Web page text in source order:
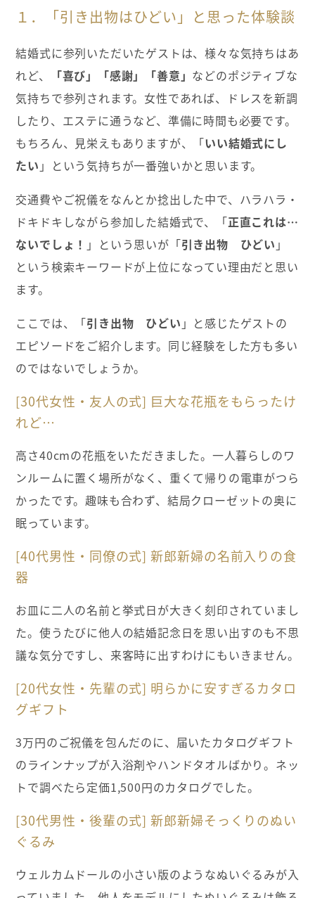
１．「引き出物はひどい」と思った体験談
結婚式に参列いただいたゲストは、様々な気持ちはあ
れど、
「喜び」「感謝」「善意」 などのポジティブな
気持ちで参列されます。女性であれば、ドレスを新調
したり、エステに通うなど、準備に時間も必要です。
もちろん、見栄えもありますが、「いい結婚式にし
たい 」という気持ちが一番強いかと思います。
交通費やご祝儀をなんとか捻出した中で、ハラハラ・
ドキドキしながら参加した結婚式で、「正直これは…
ないでしょ！ 」という思いが「引き出物 ひどい 」
という検索キーワードが上位になってい理由だと思い
ます。
ここでは、「引き出物 ひどい 」と感じたゲストの
エピソードをご紹介します。同じ経験をした方も多い
のではないでしょうか。
[30代女性・友人の式] 巨大な花瓶をもらったけ
れど…
高さ40cmの花瓶をいただきました。一人暮らしのワ
ンルームに置く場所がなく、重くて帰りの電車がつら
かったです。趣味も合わず、結局クローゼットの奥に
眠っています。
[40代男性・同僚の式] 新郎新婦の名前入りの食
器
お皿に二人の名前と挙式日が大きく刻印されていまし
た。使うたびに他人の結婚記念日を思い出すのも不思
議な気分ですし、来客時に出すわけにもいきません。
[20代女性・先輩の式] 明らかに安すぎるカタロ
グギフト
3万円のご祝儀を包んだのに、届いたカタログギフト
のラインナップが入浴剤やハンドタオルばかり。ネッ
トで調べたら定価1,500円のカタログでした。
[30代男性・後輩の式] 新郎新婦そっくりのぬい
ぐるみ
ウェルカムドールの小さい版のようなぬいぐるみが入